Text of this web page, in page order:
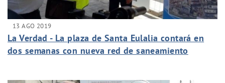
13 AGO 2019
La Verdad - La plaza de Santa Eulalia contará en
dos semanas con nueva red de saneamiento